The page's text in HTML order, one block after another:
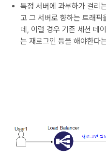
특정 서버에 과부하가 걸리
고 그 서버로 향하는 트래
데, 이럴 경우 기존 세션 데
는 재로그인 등을 해야한다